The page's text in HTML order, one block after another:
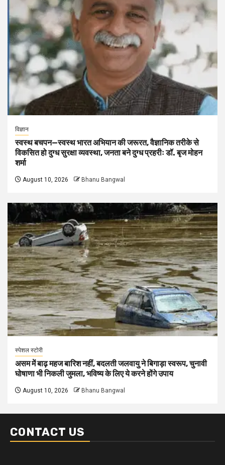
विज्ञान
स्वस्थ बचपन—स्वस्थ भारत अभियान की जरूरत, वैज्ञानिक तरीके से
विकसित हो दुग्ध सुरक्षा व्यवस्था, जनता बने दुग्ध प्रहरीः डॉ. बृज मोहन
शर्मा
August 10, 2026 Bhanu Bangwal
स्पेशल स्टोरी
असम में बाढ़ महज बारिश नहीं, बदलती जलवायु ने बिगाड़ा स्वरूप, चुनावी
घोषाणा भी निकली जुमला, भविष्य के लिए ये करने होंगे उपाय
August 10, 2026 Bhanu Bangwal
CONTACT US